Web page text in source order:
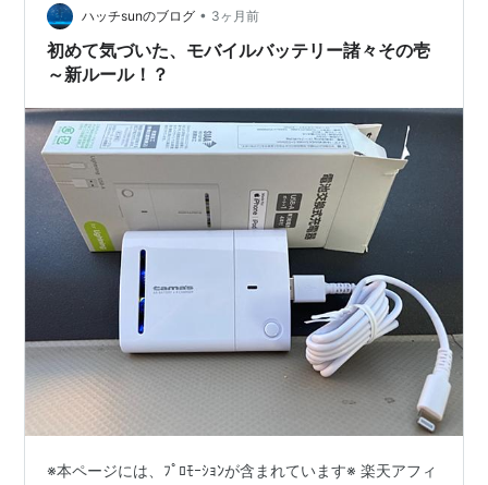
るべき安全対策 発火件数は4年で約2倍に増加（消防庁デ
ータ） 公共空間…
ハッチsunのブログ • 3ヶ月前
初めて気づいた、モバイルバッテリー諸々その壱
～新ルール！？
※本ページには、ﾌﾟﾛﾓｰｼｮﾝが含まれています※ 楽天アフィ